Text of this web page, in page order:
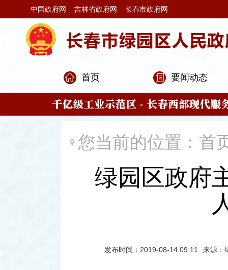
中国政府网 吉林省政府网 长春市政府网
首页 要闻动态
您当前的位置： 首
绿园区政府
发布时间：2019-08-14 09:11 来源：